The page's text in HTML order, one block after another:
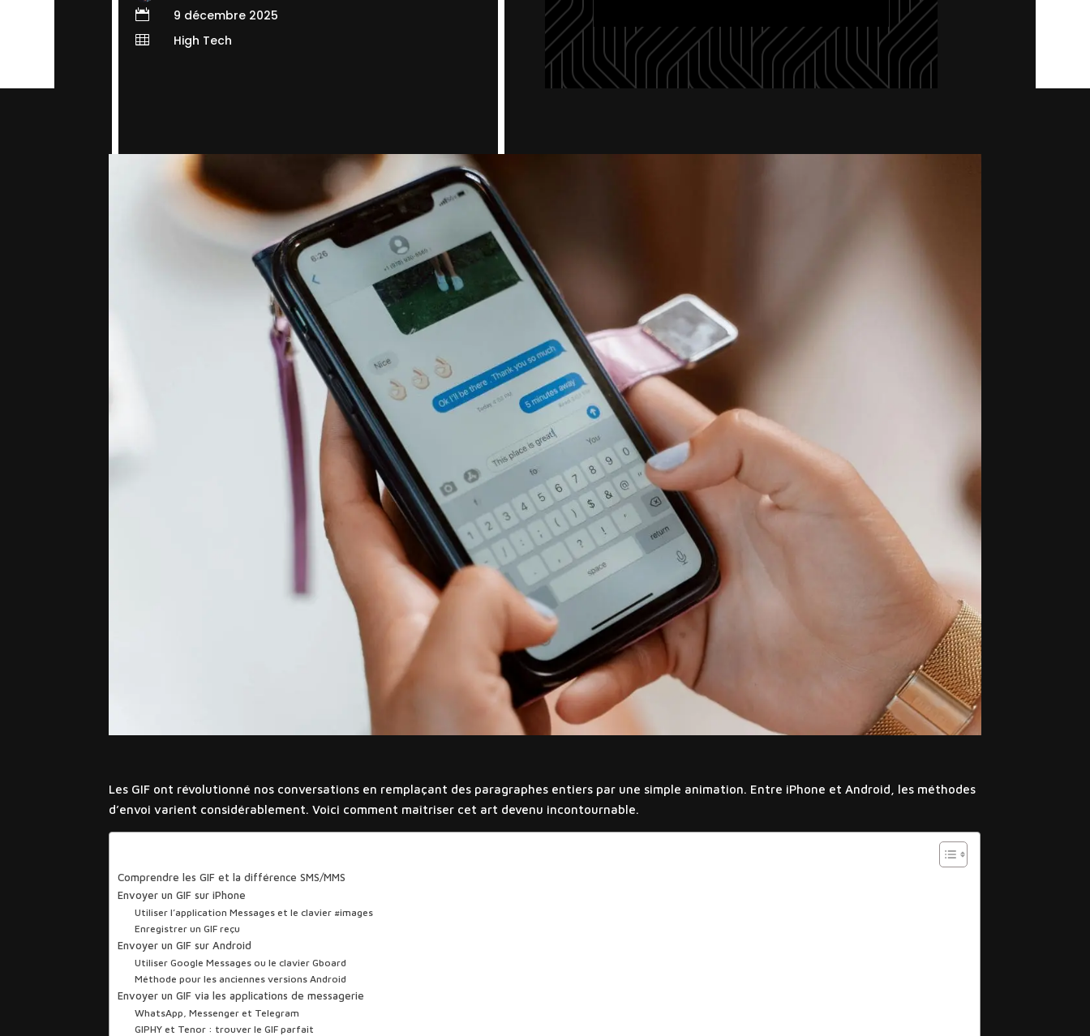
 9 décembre 2025
 High Tech
Les GIF ont révolutionné nos conversations en remplaçant des paragraphes entiers par une simple animation. Entre iPhone et Android, les méthodes
d’envoi varient considérablement. Voici comment maîtriser cet art devenu incontournable.
Comprendre les GIF et la différence SMS/MMS
Envoyer un GIF sur iPhone
Utiliser l’application Messages et le clavier #images
Enregistrer un GIF reçu
Envoyer un GIF sur Android
Utiliser Google Messages ou le clavier Gboard
Méthode pour les anciennes versions Android
Envoyer un GIF via les applications de messagerie
WhatsApp, Messenger et Telegram
GIPHY et Tenor : trouver le GIF parfait